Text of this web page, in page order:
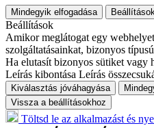
Mindegyik elfogadása
Beállítások
Amikor meglátogat egy
szolgáltatásainkat, bizonyos
Ha elutasít bizonyos sütiket vagy
Leírás kibontása Leírás
Kiválasztás jóváhagyása
Vissza a beállításokhoz
Töltsd le az alkalmazást és